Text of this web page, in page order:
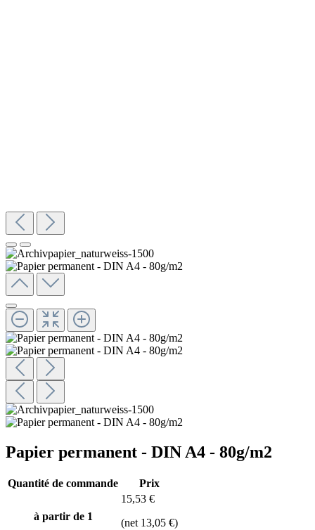
Papier permanent - DIN A4 - 80g/m2
Quantité de commande Prix
à partir de 1
15,53 €
(net 13,05 €)